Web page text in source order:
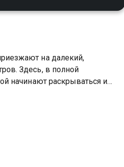
на далекий,
Здесь, в полной
начинают раскрываться их
в убийствах. Жуткий голос